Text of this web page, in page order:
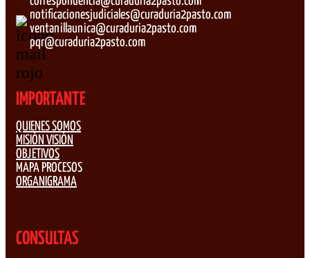
notificacionesjudiciales@curaduria2pasto.com
ventanillaunica@curaduria2pasto.com
pqr@curaduria2pasto.com
IMPORTANTE
QUIENES SOMOS
MISIÓN VISIÓN
OBJETIVOS
MAPA PROCESOS
ORGANIGRAMA
CONSULTAS